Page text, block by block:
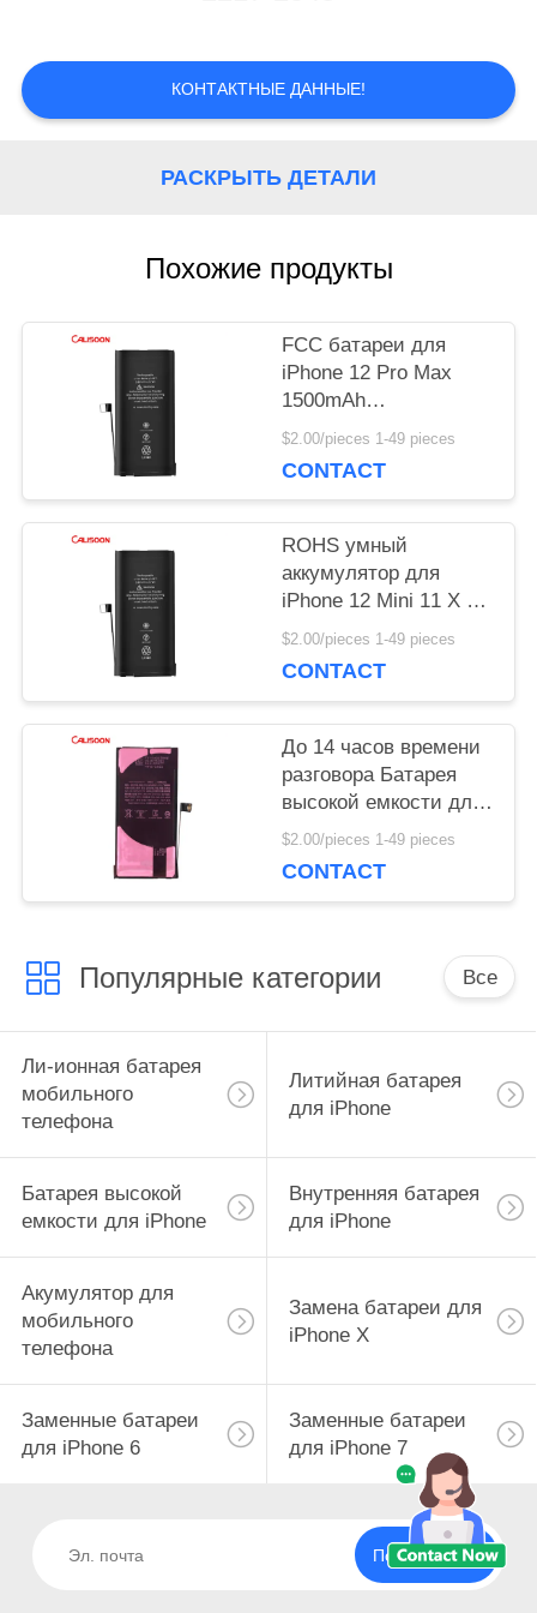
ФАБРИКА
КОНТРОЛЬ
ОТПРАВИТЬ
ЗАПРОС
САЙТА
PRIVACY
POLICY
КОНТАКТНЫЕ ДАННЫЕ!
РАСКРЫТЬ ДЕТАЛИ
Похожие продукты
FCC батареи для
iPhone 12 Pro Max
1500mAh
перезаряжаемая мини
$2.00/pieces 1-49 pieces
CONTACT
ROHS умный
аккумулятор для
iPhone 12 Mini 11 X Xr
Xs Max Замена
$2.00/pieces 1-49 pieces
CONTACT
До 14 часов времени
разговора Батарея
высокой емкости для
iPhone с
зарядкой
$2.00/pieces 1-49 pieces
CONTACT
Популярные категории Все
Ли-ионная батарея
мобильного
телефона
Литийная батарея
для iPhone
Батарея высокой
емкости для iPhone
Внутренняя батарея
для iPhone
Акумулятор для
мобильного
телефона
Замена батареи для
iPhone X
Заменные батареи
для iPhone 6
Заменные батареи
для iPhone 7
Подпишитесь